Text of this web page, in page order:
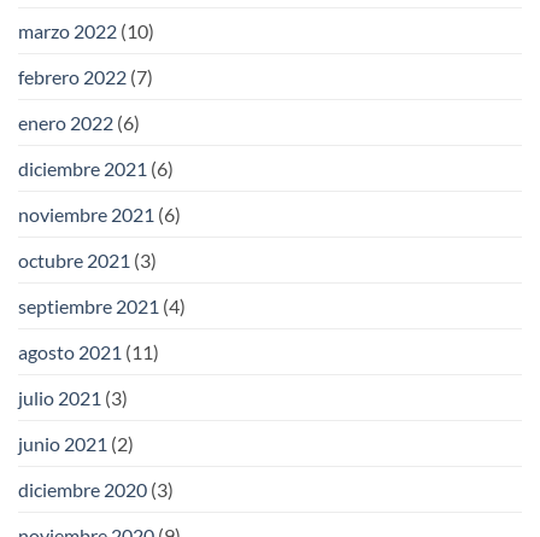
marzo 2022 (10)
febrero 2022 (7)
enero 2022 (6)
diciembre 2021 (6)
noviembre 2021 (6)
octubre 2021 (3)
septiembre 2021 (4)
agosto 2021 (11)
julio 2021 (3)
junio 2021 (2)
diciembre 2020 (3)